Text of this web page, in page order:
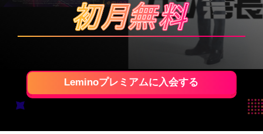
Leminoプレミアムに入会する